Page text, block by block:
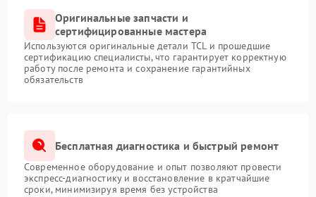
Оригинальные запчасти и
сертифицированные мастера
Используются оригинальные детали TCL и прошедшие
сертификацию специалисты, что гарантирует корректную
работу после ремонта и сохранение гарантийных
обязательств
Бесплатная диагностика и быстрый ремонт
Современное оборудование и опыт позволяют провести
экспресс-диагностику и восстановление в кратчайшие
сроки, минимизируя время без устройства